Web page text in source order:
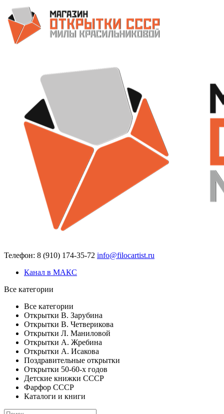
Телефон: 8 (910) 174-35-72 info@filocartist.ru
Канал в МАКС
Все категории
Все категории
Открытки В. Зарубина
Открытки В. Четверикова
Открытки Л. Маниловой
Открытки А. Жребина
Открытки А. Исакова
Поздравительные открытки
Открытки 50-60-х годов
Детские книжки СССР
Фарфор СССР
Каталоги и книги